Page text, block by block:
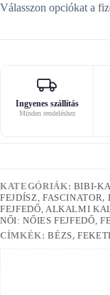
Válasszon opciókat a
Ingyenes szállítás
Minden rendeléshez
KATEGÓRIÁK: BIBI-
FEJDÍSZ, FASCINATOR,
FEJFEDŐ, ALKALMI
NŐI: NŐIES FEJFEDŐ,
CÍMKÉK:BÉZS,